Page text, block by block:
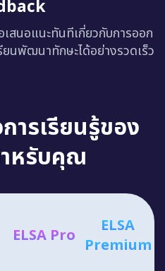
สนอแนะทันทีเกี่ยวกับการออก
ยนพัฒนาทักษะได้อย่างรวดเร็ว
ารเรียนรู้ของ
ำหรับคุณ
ELSA Pro
ELSA
Premium